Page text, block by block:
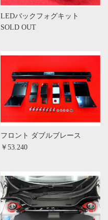
LEDバックフォグキット
SOLD OUT
フロント ダブルブレース
￥53.240